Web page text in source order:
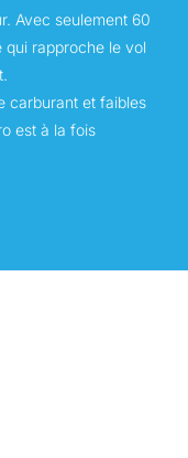
Avec seulement 60
qui rapproche le vol
carburant et faibles
est à la fois